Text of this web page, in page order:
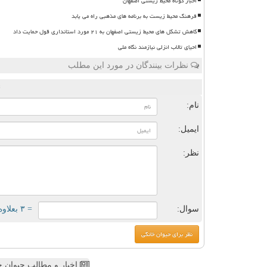
فرهنگ محیط زیست به برنامه های مذهبی راه می یابد
کاهش تشکل های محیط زیستی اصفهان به ۲۱ مورد استانداری قول حمایت داد
احیای تالاب انزلی نیازمند نگاه ملی
نظرات بینندگان در مورد این مطلب
نام:
ایمیل:
نظر:
سوال: = ۳ بعلاوه ۳
اخبار و مطالب حیوان